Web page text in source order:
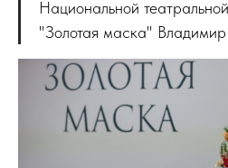
Национальной
"Золотая маска"